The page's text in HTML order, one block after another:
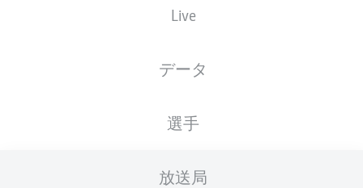
Live
データ
選手
放送局
スターティングメンバー
Luca Pfeiffer